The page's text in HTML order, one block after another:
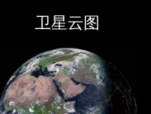
卫星云图